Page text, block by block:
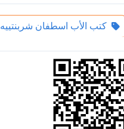
كتب الأب اسطفان شربنتييه